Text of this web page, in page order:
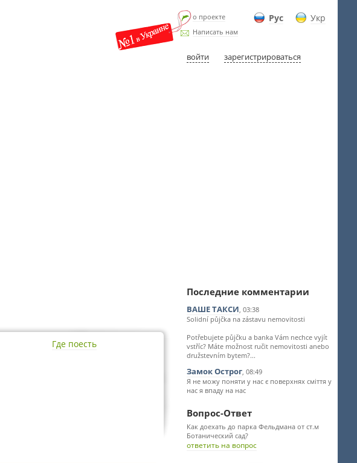
Рус Укр
о проекте
Написать нам
войти зарегистрироваться
Где поесть
Последние комментарии
ВАШЕ ТАКСИ, 03:38
Solidní půjčka na zástavu nemovitosti
Potřebujete půjčku a banka Vám nechce vyjít
vstříc? Máte možnost ručit nemovitosti anebo
družstevním bytem?...
Замок Острог, 08:49
Я не можу поняти у нас є поверхнях сміття у
нас я впаду на нас
Вопрос-Ответ
Как доехать до парка Фельдмана от ст.м
Ботанический сад?
ответить на вопрос